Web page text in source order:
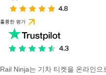
훌륭한 평가
Rail Ninja는 기차 티켓을 온라인